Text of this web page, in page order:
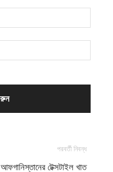
পরবর্তী নিবন্ধ
আফগানিস্তানের টেক্সটাইল খাত